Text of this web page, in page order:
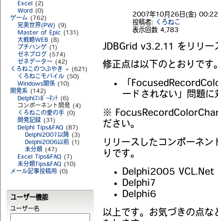
Excel (2)
Word (0)
ゲーム (762)
完美世界(PW) (9)
Master of Epic (131)
大戦略WEB (8)
プチハンゲ (1)
ゼネブログ
(574)
ゼネデーター (42)
くろねこのつぶやき + (621)
くろねこモバイル (50)
Windows関係 (10)
開発系 (142)
Delphiｺﾝﾎﾟｰﾈﾝﾄ (6)
コンポーネント開発 (4)
くろねこの愛の手 (0)
開発記録 (31)
Delphi Tips&FAQ (87)
Delphi2007以降 (3)
Delphi2006以前 (1)
未分類 (47)
Excel Tips&FAQ (7)
未分類Tips&FAQ (10)
メール記事投稿用
(0)
ユーザー機能
ユーザー名
2007年10月26日(金) 00:22
投稿者:
くろねこ
表示回数 4,783
JDBGrid v3.2.11 をリリー
修正点は以下のとおりです
「
ードされない」問題に
※
ださい。
リリースしたコンポーネ
りです。
Delphi2005
Delphi7
Delphi6
以上です。お気づきの点な